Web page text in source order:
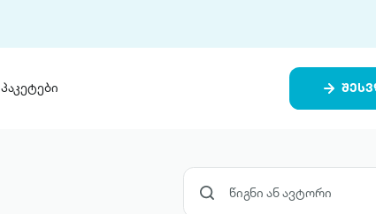
პაკეტები
თინეთი 9 ციფრულ პლატფორმასა